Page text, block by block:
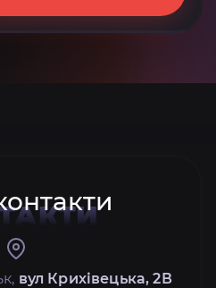
вул Крихівецька, 2В